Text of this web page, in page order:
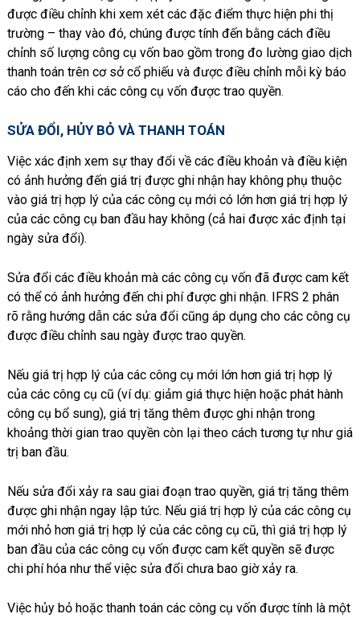
được điều chỉnh khi xem xét các đặc điểm thực hiện phi thị
trường – thay vào đó, chúng được tính đến bằng cách điều
chỉnh số lượng công cụ vốn bao gồm trong đo lường giao dịch
thanh toán trên cơ sở cổ phiếu và được điều chỉnh mỗi kỳ báo
cáo cho đến khi các công cụ vốn được trao quyền.
SỬA ĐỔI, HỦY BỎ VÀ THANH TOÁN
Việc xác định xem sự thay đổi về các điều khoản và điều kiện
có ảnh hưởng đến giá trị được ghi nhận hay không phụ thuộc
vào giá trị hợp lý của các công cụ mới có lớn hơn giá trị hợp lý
của các công cụ ban đầu hay không (cả hai được xác định tại
ngày sửa đổi).
Sửa đổi các điều khoản mà các công cụ vốn đã được cam kết
có thể có ảnh hưởng đến chi phí được ghi nhận. IFRS 2 phân
rõ rằng hướng dẫn các sửa đổi cũng áp dụng cho các công cụ
được điều chỉnh sau ngày được trao quyền.
Nếu giá trị hợp lý của các công cụ mới lớn hơn giá trị hợp lý
của các công cụ cũ (ví dụ: giảm giá thực hiện hoặc phát hành
công cụ bổ sung), giá trị tăng thêm được ghi nhận trong
khoảng thời gian trao quyền còn lại theo cách tương tự như giá
trị ban đầu.
Nếu sửa đổi xảy ra sau giai đoạn trao quyền, giá trị tăng thêm
được ghi nhận ngay lập tức. Nếu giá trị hợp lý của các công cụ
mới nhỏ hơn giá trị hợp lý của các công cụ cũ, thì giá trị hợp lý
ban đầu của các công cụ vốn được cam kết quyền sẽ được
chi phí hóa như thể việc sửa đổi chưa bao giờ xảy ra.
Việc hủy bỏ hoặc thanh toán các công cụ vốn được tính là một